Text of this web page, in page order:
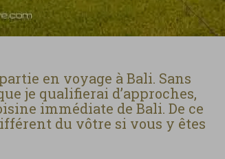
en voyage à Bali. Sans
je qualifierai d’approches,
immédiate de Bali. De ce
du vôtre si vous y êtes